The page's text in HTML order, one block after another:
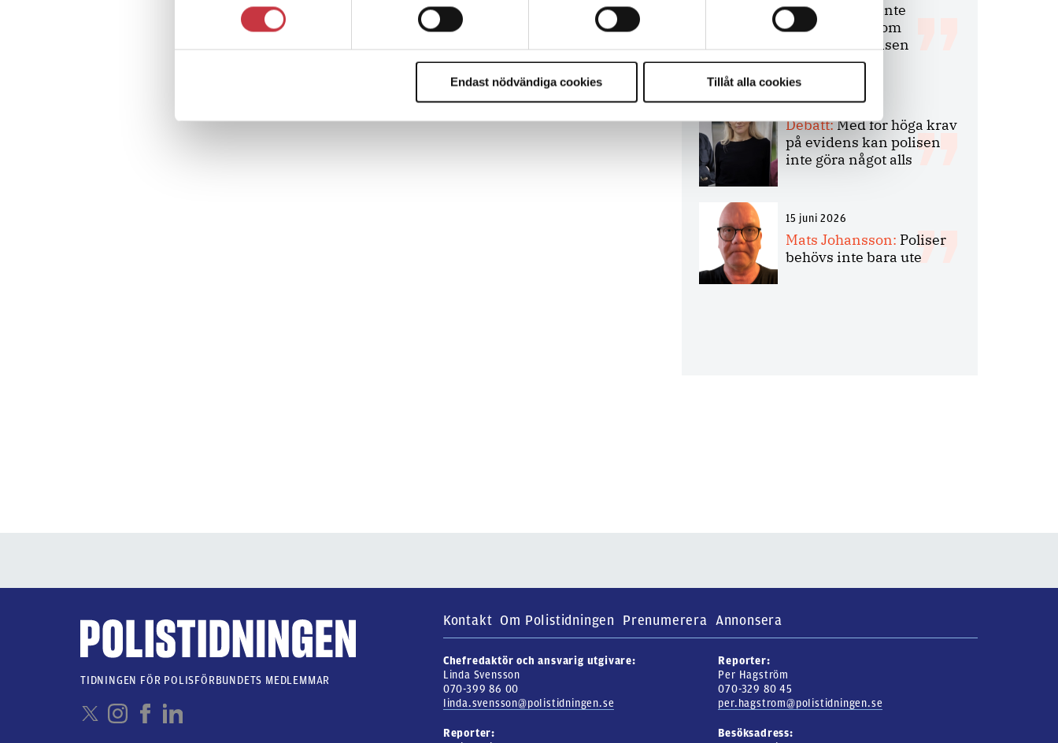
Endast nödvändiga cookies Tillåt alla cookies
Replik:
Det är inte
evidenskrav som
bakbinder polisen
7 juli 2026
Debatt:Med för höga krav
på evidens kan polisen
inte göra något alls
15 juni 2026
Mats Johansson: Poliser
behövs inte bara ute
Kontakt Om Polistidningen Prenumerera Annonsera
Chefredaktör och ansvarig utgivare:
Linda Svensson
070-399 86 00
linda.svensson@polistidningen.se
Reporter:
Per Hagström
070-329 80 45
per.hagstrom@polistidningen.se
Reporter:
Besöksadress:
TIDNINGEN FÖR POLISFÖRBUNDETS MEDLEMMAR